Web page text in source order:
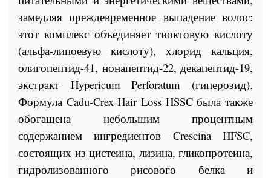
замедляя преждевременное выпадение волос:
этот комплекс объединяет тиоктовую кислоту
(альфа-липоевую кислоту), хлорид кальция,
олигопептид-41, нонапептид-22, декапептид-19,
экстракт Hypericum Perforatum (гиперозид).
Формула Cadu-Crex Hair Loss HSSC была также
обогащена небольшим процентным
содержанием ингредиентов Crescina HFSC,
состоящих из цистеина, лизина, гликопротеина,
гидролизованного рисового белка и